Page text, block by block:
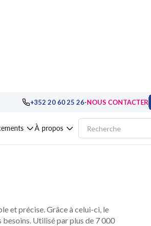
+352 20 60 25 26-NOUS CONTACTER
À propos
Access, VBA Formation TOSA® Excel, évaluation
et précise. Grâce à celui-ci, le
Utilisé par plus de 7 000